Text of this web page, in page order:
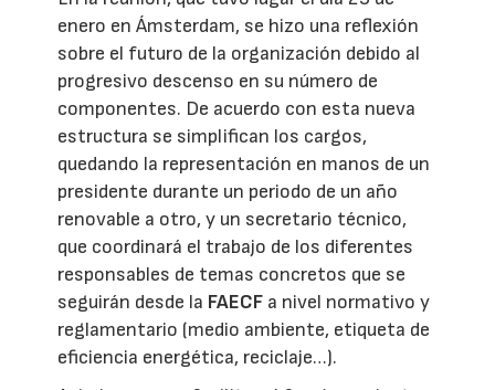
enero en Ámsterdam, se hizo una reflexión
sobre el futuro de la organización debido al
progresivo descenso en su número de
componentes. De acuerdo con esta nueva
estructura se simplifican los cargos,
quedando la representación en manos de un
presidente durante un periodo de un año
renovable a otro, y un secretario técnico,
que coordinará el trabajo de los diferentes
responsables de temas concretos que se
seguirán desde la FAECF a nivel normativo y
reglamentario (medio ambiente, etiqueta de
eficiencia energética, reciclaje…).